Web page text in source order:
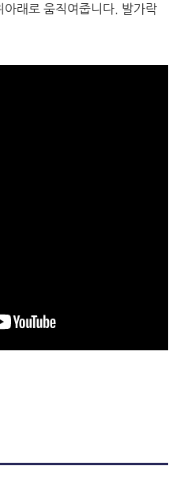
아래로 움직여줍니다. 발가락